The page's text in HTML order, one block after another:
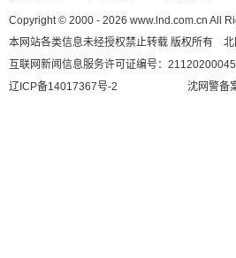
Copyright © 2000 - 2026 www.lnd.com.cn All
本网站各类信息未经授权禁止转载 版权所有 北
互联网新闻信息服务许可证编号：21120200045
辽ICP备14017367号-2
沈网警备